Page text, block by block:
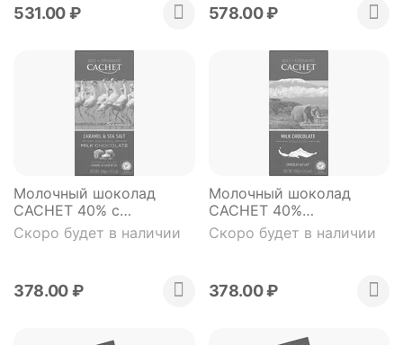
531.00₽ 578.00₽
Молочный шоколад
CACHET 40% с
карамелью и морской
солью (органический
Скоро будет в наличии
378.00₽
Молочный шоколад
CACHET 40%
(органический продукт)
100 гр
Скоро будет в наличии
378.00₽